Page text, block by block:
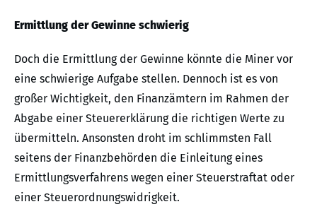
Ermittlung der Gewinne schwierig
Doch die Ermittlung der Gewinne könnte die Miner vor
eine schwierige Aufgabe stellen. Dennoch ist es von
großer Wichtigkeit, den Finanzämtern im Rahmen der
Abgabe einer Steuererklärung die richtigen Werte zu
übermitteln. Ansonsten droht im schlimmsten Fall
seitens der Finanzbehörden die Einleitung eines
Ermittlungsverfahrens wegen einer Steuerstraftat oder
einer Steuerordnungswidrigkeit.